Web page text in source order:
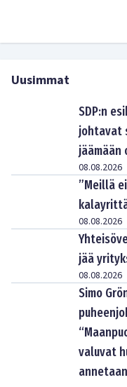
Uusimmat
SDP:n
johtavat
jäämään
08.08.2026
”Meillä
08.08.2026
jää
08.08.2026
Simo
valuvat